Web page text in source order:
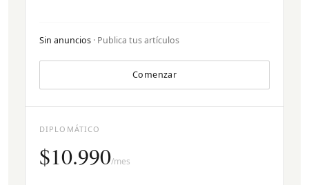
Sin anuncios · Publica tus artículos
Comenzar
DIPLOMÁTICO
$10.990/mes